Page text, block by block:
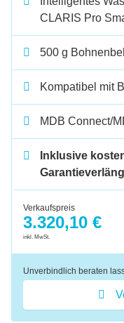
CLARIS Pro
500 g
Kompatibel mit
MDB Connect/
Inklusive
Verkaufspreis
3.320,10 €
inkl. MwSt.
Unverbindlich beraten